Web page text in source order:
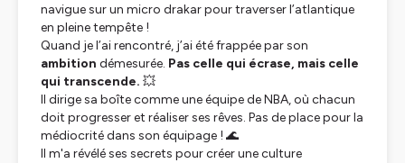
navigue sur un micro drakar pour traverser l’atlantique
en pleine tempête !
Quand je l’ai rencontré, j’ai été frappée par son
ambition démesurée. Pas celle qui écrase, mais celle
qui transcende. 💥
Il dirige sa boîte comme une équipe de NBA, où chacun
doit progresser et réaliser ses rêves. Pas de place pour la
médiocrité dans son équipage ! 🌊
Il m'a révélé ses secrets pour créer une culture